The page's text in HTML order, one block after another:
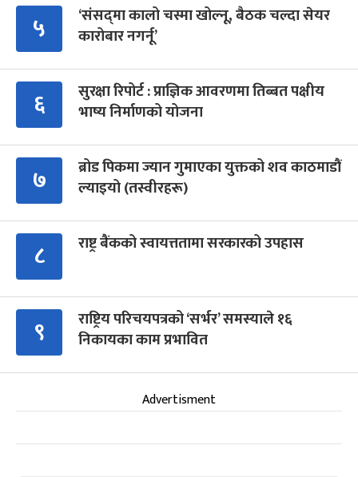
५
‘संसद्‍मा कालो चस्मा खोल्नू, बैठक चल्दा सेयर
कारोबार नगर्नू’
६
सुरक्षा रिपोर्ट : प्राज्ञिक आवरणमा तिब्बत पक्षीय
भाष्य निर्माणको योजना
७
ब्रोड पिकमा ज्यान गुमाएका युक्तको शव काठमाडौं
ल्याइयो (तस्वीरहरू)
८ राष्ट्र बैंकको स्वायत्ततामा सरकारको उपहास
९
राष्ट्रिय परिचयपत्रको ‘सर्भर’ समस्याले १६
निकायका काम प्रभावित
Advertisment